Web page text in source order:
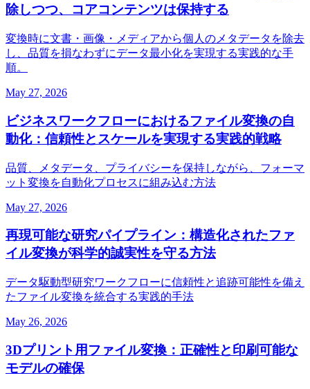
除しつつ、コアコンテンツは保持する
変換時に文書・画像・メディアから個人のメタデータを除去
し、品質を損なわずにデータ最小化を実現する実践的な手
順。
May 27, 2026
ビジネスワークフローにおけるファイル変換の自
動化：信頼性とスケールを実現する実践的戦略
品質、メタデータ、プライバシーを保持しながら、フォーマ
ット変換を自動化プロセスに組み込む方法
May 27, 2026
再現可能な研究パイプライン：構造化されたファ
イル変換が科学的誠実性を守る方法
データ駆動型研究ワークフローに信頼性と追跡可能性を備え
たファイル変換を統合する実践的手法
May 26, 2026
3Dプリント用ファイル変換：正確性と印刷可能な
モデルの確保